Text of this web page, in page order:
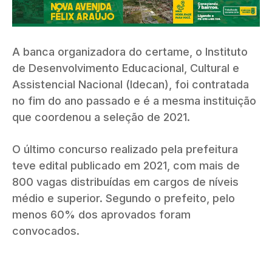
A banca organizadora do certame, o Instituto
de Desenvolvimento Educacional, Cultural e
Assistencial Nacional (Idecan), foi contratada
no fim do ano passado e é a mesma instituição
que coordenou a seleção de 2021.
O último concurso realizado pela prefeitura
teve edital publicado em 2021, com mais de
800 vagas distribuídas em cargos de níveis
médio e superior. Segundo o prefeito, pelo
menos 60% dos aprovados foram
convocados.